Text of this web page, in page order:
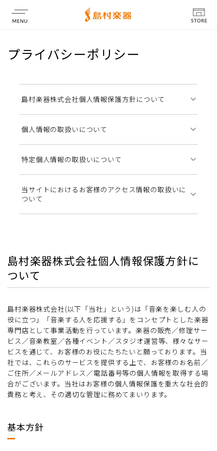
店舗情報
プライバシーポリシー
島村楽器株式会社個人情報保護方針について
個人情報の取扱いについて
特定個人情報の取扱いについて
当サイトにおけるお客様のアクセス情報の取扱いに
ついて
島村楽器株式会社個人情報保護方針に
ついて
島村楽器株式会社(以下「当社」という)は「音楽を楽しむ人の
役に立つ」「音楽する人を応援する」をコンセプトとした楽器
専門店として事業活動を行っています。楽器の販売／修理サー
ビス／音楽教室／各種イベント／スタジオ運営等、様々なサー
ビスを通じて、お客様のお役にたちたいと願っております。当
社では、これらのサービスを提供する上で、お客様のお名前／
ご住所／メールアドレス／電話番号等の個人情報を取得する場
合がございます。当社はお客様の個人情報保護を重大な社会的
責務と考え、その適切な管理に務めてまいります。
基本方針